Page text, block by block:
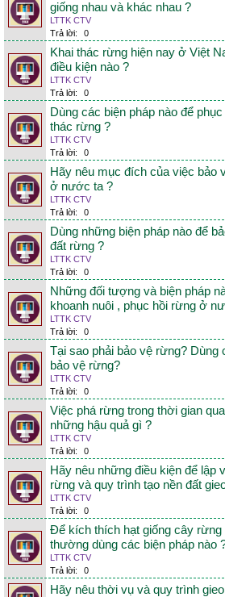
giống nhau và khác nhau ?
LTTK CTV
Trả lời:
0
Khai thác rừng hiện nay ở Việt
điều kiện nào ?
LTTK CTV
Trả lời:
0
Dùng các biện pháp nào để
thác rừng ?
LTTK CTV
Trả lời:
0
Hãy nêu mục đích của việc bảo
ở nước ta ?
LTTK CTV
Trả lời:
0
Dùng những biện pháp nào để
đất rừng ?
LTTK CTV
Trả lời:
0
Những đối tượng và biện pháp
khoanh nuôi , phục hồi rừng ở
LTTK CTV
Trả lời:
0
Tại sao phải bảo vệ rừng? Dùng
bảo vệ rừng?
LTTK CTV
Trả lời:
0
Việc phá rừng trong thời gian
những hậu quả gì ?
LTTK CTV
Trả lời:
0
Hãy nêu những điều kiện để
rừng và quy trình tạo nền đất
LTTK CTV
Trả lời:
0
Để kích thích hạt giống cây
thường dùng các biện pháp nào
LTTK CTV
Trả lời:
0
Hãy nêu thời vụ và quy trình